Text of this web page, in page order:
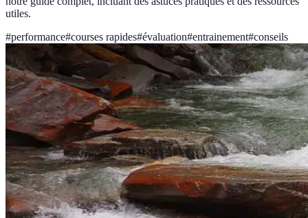
utiles.
#performance#courses rapides#évaluation#entrainement#conseils